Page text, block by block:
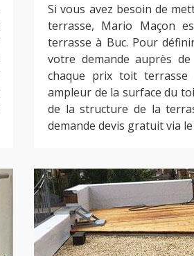
Si vous avez besoin de
terrasse, Mario Maçon
terrasse à Buc. Pour
votre demande auprès
chaque prix toit terrasse
ampleur de la surface du
de la structure de la
demande devis gratuit via